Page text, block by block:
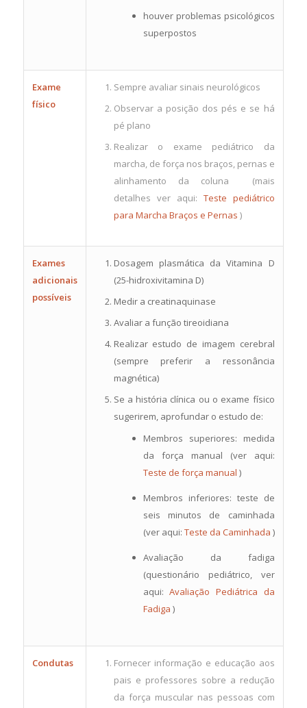
houver problemas psicológicos
superpostos
Exame
físico
Sempre avaliar sinais neurológicos
Observar a posição dos pés e se há
pé plano
Realizar o exame pediátrico da
marcha, de força nos braços, pernas e
alinhamento da coluna (mais
detalhes ver aqui: Teste pediátrico
para Marcha Braços e Pernas )
Exames
adicionais
possíveis
Dosagem plasmática da Vitamina D
(25-hidroxivitamina D)
Medir a creatinaquinase
Avaliar a função tireoidiana
Realizar estudo de imagem cerebral
(sempre preferir a ressonância
magnética)
Se a história clínica ou o exame físico
sugerirem, aprofundar o estudo de:
Membros superiores: medida
da força manual (ver aqui:
Teste de força manual )
Membros inferiores: teste de
seis minutos de caminhada
(ver aqui: Teste da Caminhada )
Avaliação da fadiga
(questionário pediátrico, ver
aqui:Avaliação Pediátrica da
Fadiga )
Condutas
Fornecer informação e educação aos
pais e professores sobre a redução
da força muscular nas pessoas com